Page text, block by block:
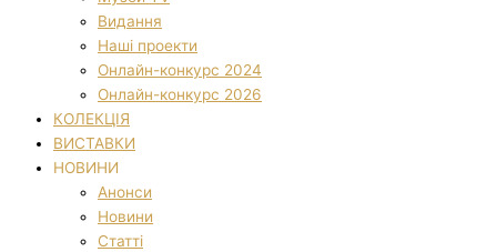
Видання
Наші проекти
Онлайн-конкурс 2024
Онлайн-конкурс 2026
КОЛЕКЦІЯ
ВИСТАВКИ
НОВИНИ
Анонси
Новини
Статті